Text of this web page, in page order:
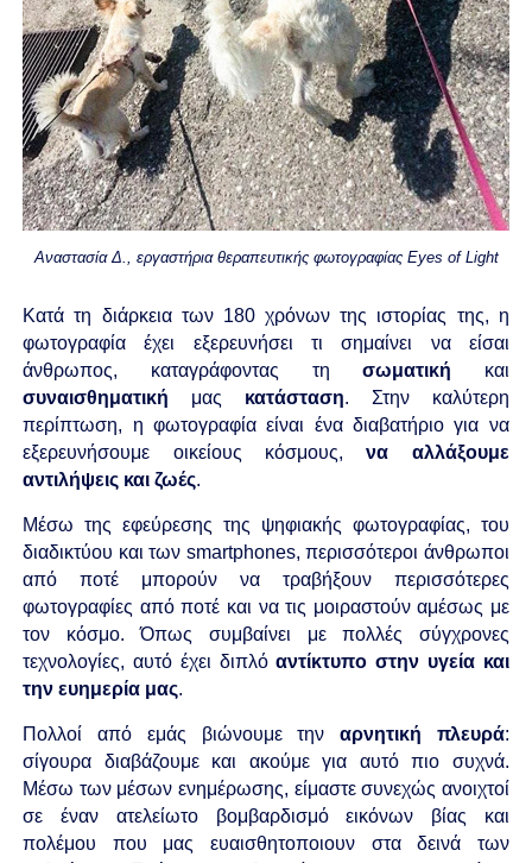
Αναστασία Δ., εργαστήρια θεραπευτικής φωτογραφίας Eyes of Light
Κατά τη διάρκεια των 180 χρόνων της ιστορίας της, η
φωτογραφία έχει εξερευνήσει τι σημαίνει να είσαι
άνθρωπος, καταγράφοντας τησωματική και
συναισθηματική μας κατάσταση. Στην καλύτερη
περίπτωση, η φωτογραφία είναι ένα διαβατήριο για να
εξερευνήσουμε οικείους κόσμους,να αλλάξουμε
αντιλήψεις και ζωές.
Μέσω της εφεύρεσης της ψηφιακής φωτογραφίας, του
διαδικτύου και των smartphones, περισσότεροι άνθρωποι
από ποτέ μπορούν να τραβήξουν περισσότερες
φωτογραφίες από ποτέ και να τις μοιραστούν αμέσως με
τον κόσμο. Όπως συμβαίνει με πολλές σύγχρονες
τεχνολογίες, αυτό έχει διπλόαντίκτυπο στην υγεία και
την ευημερία μας.
Πολλοί από εμάς βιώνουμε τηναρνητική πλευρά:
σίγουρα διαβάζουμε και ακούμε για αυτό πιο συχνά.
Μέσω των μέσων ενημέρωσης, είμαστε συνεχώς ανοιχτοί
σε έναν ατελείωτο βομβαρδισμό εικόνων βίας και
πολέμου που μας ευαισθητοποιουν στα δεινά των